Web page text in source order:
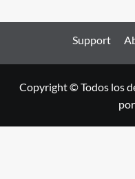
Support
Copyright © Todos los